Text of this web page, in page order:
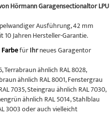
Hörmann Garagensectionaltor LPU
Ausführung, 42 mm
Jahren Hersteller-Garantie.
FarbefürIhrneues Garagentor
ähnlich RAL 8028,
ähnlich RAL 8001, Fenstergrau
7035, Steingrau ähnlich RAL 7030,
ähnlich RAL 5014, Stahlblau
3003 oder auch vielleicht